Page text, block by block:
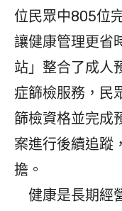
位民眾中805位
讓健康管理更省
站」整合了成人
症篩檢服務，民
篩檢資格並完成
案進行後續追蹤
擔。
健康是長期經